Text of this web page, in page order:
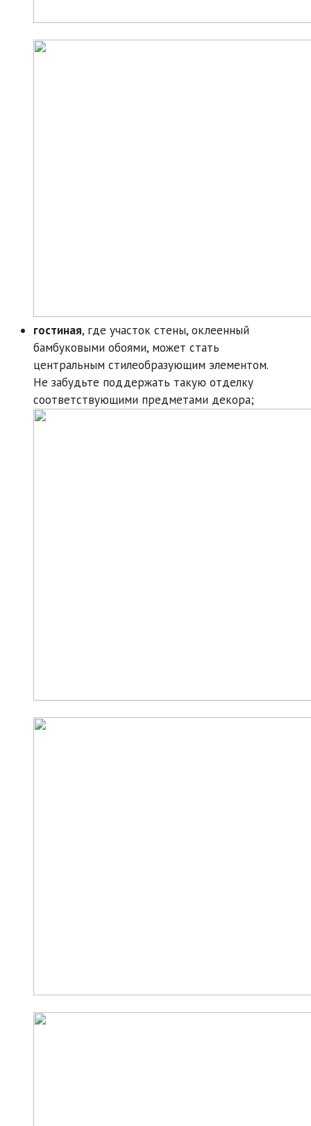
гостиная, где участок стены, оклеенный
бамбуковыми обоями, может стать
центральным стилеобразующим элементом.
Не забудьте поддержать такую отделку
соответствующими предметами декора;